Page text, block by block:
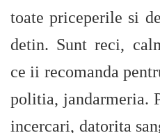
toate priceperile si
detin. Sunt reci,
ce ii recomanda
politia, jandarmeria.
incercari, datorita